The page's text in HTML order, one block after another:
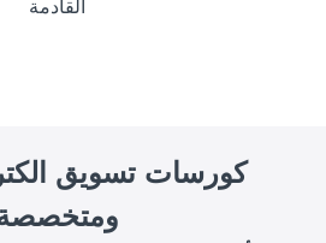
القادمة
كورسات تسويق